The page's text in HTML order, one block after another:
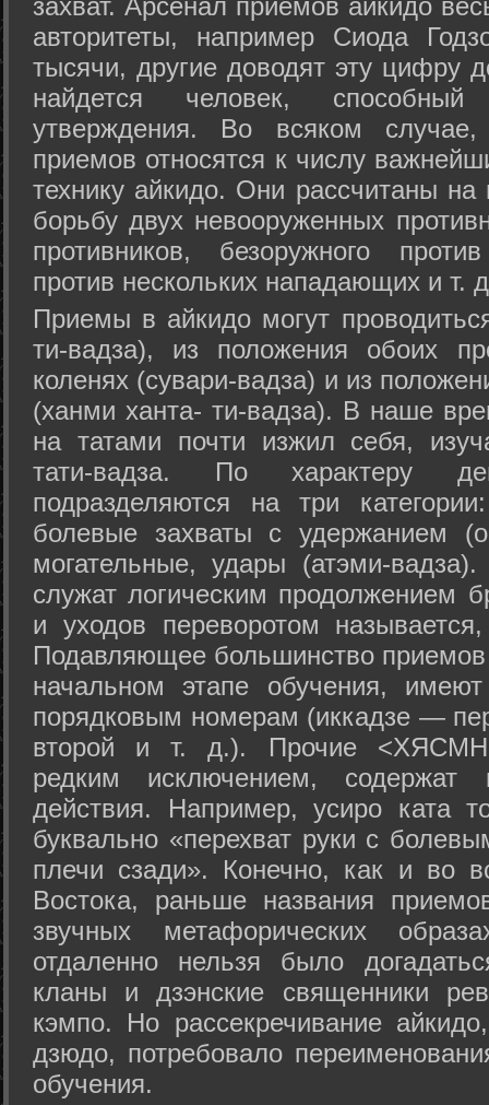
авторитеты, например Сиода
тысячи, другие доводят эту цифру
найдется человек,
утверждения. Во всяком
приемов относятся к числу
технику айкидо. Они рассчитаны
борьбу двух невооруженных
противников, безоружного
против нескольких нападающих и т.
Приемы в айкидо могут
ти-вадза), из положения обоих
коленях (сувари-вадза) и из
(ханми ханта- ти-вадза). В наше
на татами почти изжил себя,
тати-вадза. По характеру
подразделяются на три
болевые захваты с удержанием
могательные, удары (атэми-
служат логическим продолжением
и уходов переворотом
Подавляющее большинство
начальном этапе обучения,
порядковым номерам (иккадзе —
второй и т. д.). Прочие
редким исключением, содержат
действия. Например, усиро ката
буквально «перехват руки с
плечи сзади». Конечно, как и во
Востока, раньше названия
звучных метафорических
отдаленно нельзя было
кланы и дзэнские священники
кэмпо. Но рассекречивание
дзюдо, потребовало
обучения.